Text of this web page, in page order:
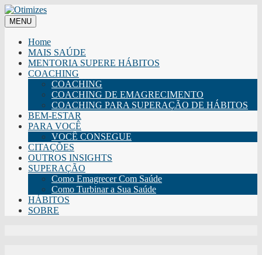
MENU
Home
MAIS SAÚDE
MENTORIA SUPERE HÁBITOS
COACHING
COACHING
COACHING DE EMAGRECIMENTO
COACHING PARA SUPERAÇÃO DE HÁBITOS
BEM-ESTAR
PARA VOCÊ
VOCÊ CONSEGUE
CITAÇÕES
OUTROS INSIGHTS
SUPERAÇÃO
Como Emagrecer Com Saúde
Como Turbinar a Sua Saúde
HÁBITOS
SOBRE